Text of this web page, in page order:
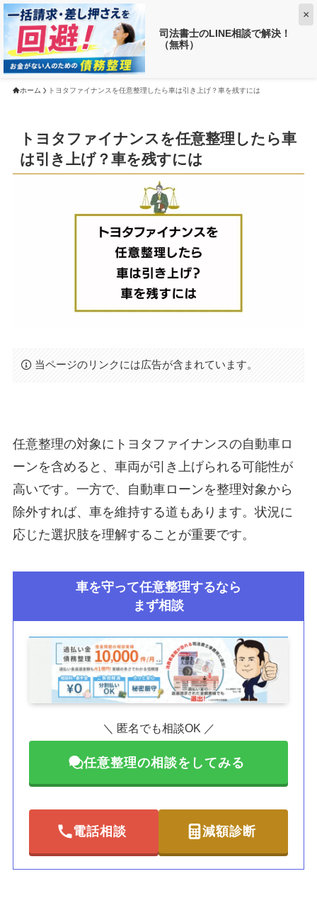
司法書士のLINE相談で解決！
（無料）
×
【返済がお得に!?】 借金がいくら減るか調べる ➡
ホーム トヨタファイナンスを任意整理したら車は引き上げ？車を残すには
トヨタファイナンスを任意整理したら車
は引き上げ？車を残すには
当ページのリンクには広告が含まれています。
任意整理の対象にトヨタファイナンスの自動車ロ
ーンを含めると、車両が引き上げられる可能性が
高いです。一方で、自動車ローンを整理対象から
除外すれば、車を維持する道もあります。状況に
応じた選択肢を理解することが重要です。
車を守って任意整理するなら
まず相談
＼ 匿名でも相談OK ／
任意整理の相談をしてみる
電話相談 減額診断